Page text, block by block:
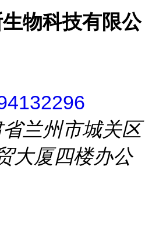
物科技有限公
兰州市城关区
大厦四楼办公